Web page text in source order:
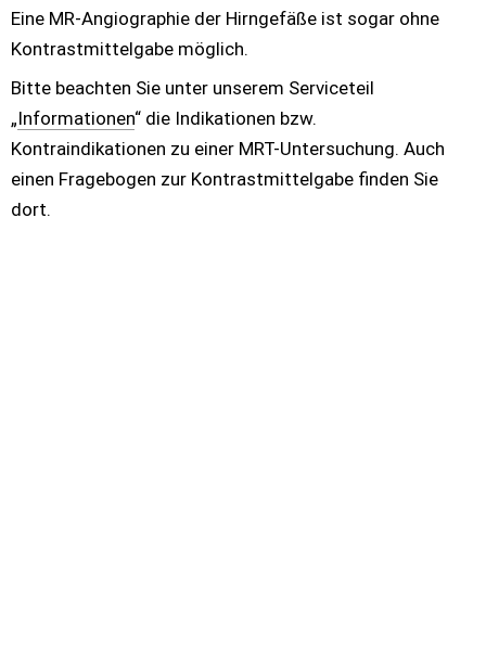
Eine MR-Angiographie der Hirngefäße ist sogar ohne
Kontrastmittelgabe möglich.
Bitte beachten Sie unter unserem Serviceteil
„Informationen“ die Indikationen bzw.
Kontraindikationen zu einer MRT-Untersuchung. Auch
einen Fragebogen zur Kontrastmittelgabe finden Sie
dort.